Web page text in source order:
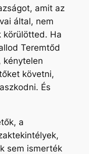
amit az
által, nem
körülötted. Ha
Teremtőd
kénytelen
követni,
És
a
sem ismerték